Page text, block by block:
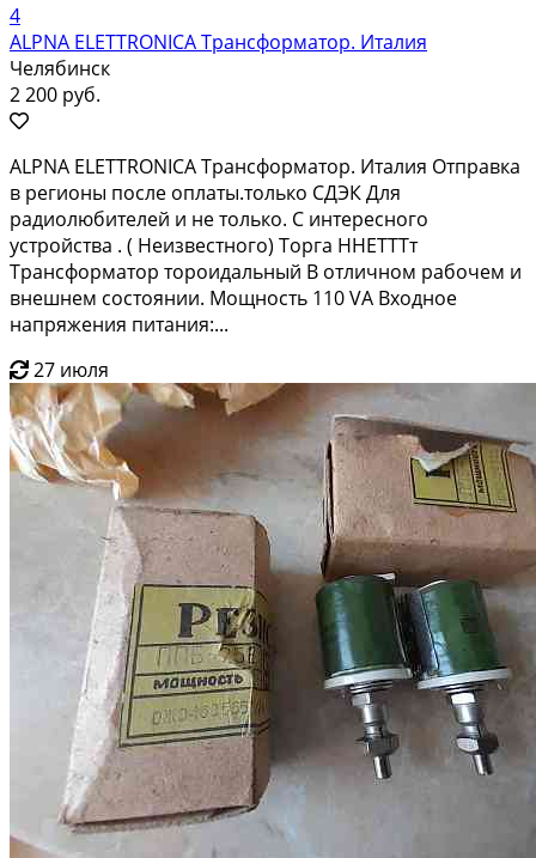
4
ALPNA ELETTRONICA Трансформатор. Италия
Челябинск
2 200 руб.
ALPNA ELETTRONICA Трансформатор. Италия Отправка
в регионы после оплаты.только СДЭК Для
радиолюбителей и не только. С интересного
устройства . ( Неизвестного) Торга ННЕТТТт
Трансформатор тороидальный В отличном рабочем и
внешнем состоянии. Мощность 110 VA Входное
напряжения питания:...
27 июля